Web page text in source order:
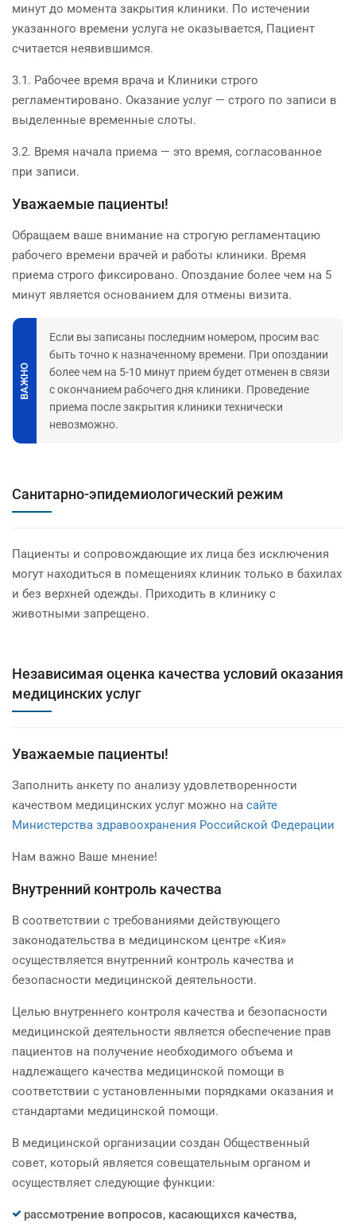
минут до момента закрытия клиники. По истечении
указанного времени услуга не оказывается, Пациент
считается неявившимся.
3.1. Рабочее время врача и Клиники строго
регламентировано. Оказание услуг — строго по записи в
выделенные временные слоты.
3.2. Время начала приема — это время, согласованное
при записи.
Уважаемые пациенты!
Обращаем ваше внимание на строгую регламентацию
рабочего времени врачей и работы клиники. Время
приема строго фиксировано. Опоздание более чем на 5
минут является основанием для отмены визита.
ВАЖНО
Если вы записаны последним номером, просим вас
быть точно к назначенному времени. При опоздании
более чем на 5-10 минут прием будет отменен в связи
с окончанием рабочего дня клиники. Проведение
приема после закрытия клиники технически
невозможно.
Санитарно-эпидемиологический режим
Пациенты и сопровождающие их лица без исключения
могут находиться в помещениях клиник только в бахилах
и без верхней одежды. Приходить в клинику с
животными запрещено.
Независимая оценка качества условий оказания
медицинских услуг
Уважаемые пациенты!
Заполнить анкету по анализу удовлетворенности
качеством медицинских услуг можно на сайте
Министерства здравоохранения Российской Федерации
Нам важно Ваше мнение!
Внутренний контроль качества
В соответствии с требованиями действующего
законодательства в медицинском центре «Кия»
осуществляется внутренний контроль качества и
безопасности медицинской деятельности.
Целью внутреннего контроля качества и безопасности
медицинской деятельности является обеспечение прав
пациентов на получение необходимого объема и
надлежащего качества медицинской помощи в
соответствии с установленными порядками оказания и
стандартами медицинской помощи.
В медицинской организации создан Общественный
совет, который является совещательным органом и
осуществляет следующие функции:
рассмотрение вопросов, касающихся качества,